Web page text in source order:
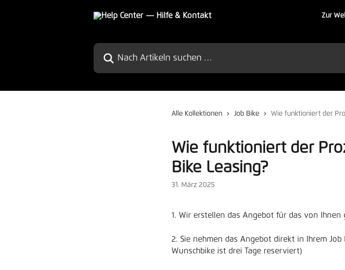
Zur
Nach Artikeln suchen …
Alle Kollektionen Job Bike Wie funktioniert der
Wie funktioniert der
Bike Leasing?
31. März 2025
1. Wir erstellen das Angebot für das von Ihnen
2. Sie nehmen das Angebot direkt in Ihrem
Wunschbike ist drei Tage reserviert)